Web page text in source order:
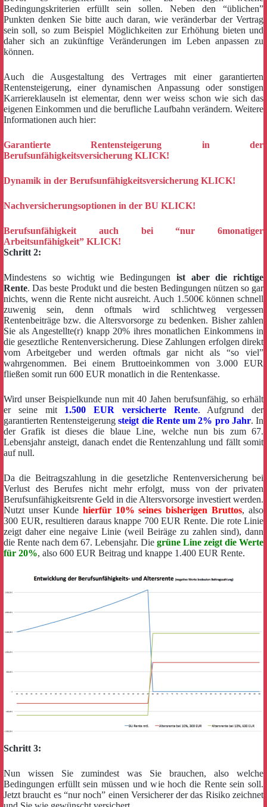
Bedingungskriterien erfüllt sein sollen. Neben den “üblichen”
Punkten denken Sie bitte auch daran, wie veränderbar der Vertrag
sein soll, so zum Beispiel Möglichkeiten zur Erhöhung bieten und
daher sich an zukünftige Veränderungen im Leben anpassen zu
können.
Auch die Ausgestaltung des Vertrages mit einer garantierten
Rentensteigerung, einer dynamischen Anpassung oder sonstigen
Karriereklauseln ist elementar, denn wer weiss schon wie sich das
eigenen Einkommen und die berufliche Laufbahn verändern. Weitere
Informationen auch hier:
Garantierte Rentensteigerung in der
Berufsunfähigkeitsversicherung KLICK!
Dynamik in der Berufsunfähigkeitsversicherung KLICK!
Nachversicherungsoptionen in der BU KLICK!
Berufsunfähigkeit auch bei “nur 6monatiger
Arbeitsunfähigkeit” KLICK!
Schritt 2:
Mindestens so wichtig wie Bedingungen ist aber die richtige
Rente. Das beste Produkt und die besten Bedingungen nützen so gar
nichts, wenn die Rente nicht ausreicht. Auch 1.500€ können schnell
zuwenig sein, denn oftmals wird schlichtweg vergessen
Rentenbeiträge bzw. die Altersvorsorge zu bedenken. Bisher zahlen
Sie als Angestellte(r) knapp 20% ihres monatlichen Einkommens in
die geseztliche Rentenversicherung. Diese Zahlungen erfolgen direkt
vom Arbeitgeber und werden oftmals gar nicht als “so viel”
wahrgenommen. Bei einem Bruttoeinkommen von 3.000 EUR
fließen somit run 600 EUR monatlich in die Rentenkasse.
Wird unser Beispielkunde nun mit 40 Jahen berufsunfähig, so erhält
er seine mit 1.500 EUR versicherte Rente. Aufgrund der
garantierten Rentensteigerungsteigt die Rente um 2% pro Jahr. In
der Grafik ist dieses die blaue Line, welche nun bis zum 67.
Lebensjahr ansteigt, danach endet die Rentenzahlung und fällt somit
auf null.
Da die Beitragszahlung in die gesetzliche Rentenversicherung bei
Verlust des Berufes nicht mehr erfolgt, muss von der privaten
Berufsunfähigkeitsrente Geld in die Altersvorsorge investiert werden.
Nutzt unser Kunde hierfür 10% seines bisherigen Bruttos, also
300 EUR, resultieren daraus knappe 700 EUR Rente. Die rote Linie
zeigt daher eine negaive Linie (weil Beiräge zu zahlen sind), dann
die Rente nach dem 67. Lebensjahr. Die grüne Line zeigt die Werte
für 20%, also 600 EUR Beitrag und knappe 1.400 EUR Rente.
Schritt 3:
Nun wissen Sie zumindest was Sie brauchen, also welche
Bedingungen erfüllt sein müssen und wie hoch die Rente sein soll.
Jetzt braucht es “nur noch” einen Versicherer der das Risiko zeichnet